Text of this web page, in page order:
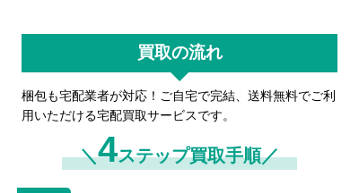
買取の流れ
梱包も宅配業者が対応！ご自宅で完結、送料無料でご利
用いただける宅配買取サービスです。
＼4ステップ買取手順／